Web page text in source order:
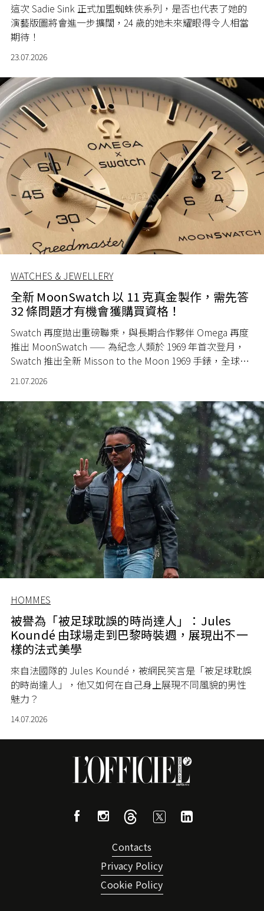
這次 Sadie Sink 正式加盟蜘蛛俠系列，是否也代表了她的
演藝版圖將會進一步擴闊，24 歲的她未來耀眼得令人相當
期待！
23.07.2026
WATCHES & JEWELLERY
全新 MoonSwatch 以 11 克真金製作，需先答
32 條問題才有機會獲購買資格！
Swatch 再度拋出重磅聯乘，與長期合作夥伴 Omega 再度
推出 MoonSwatch —— 為紀念人類於 1969 年首次登月，
Swatch 推出全新 Misson to the Moon 1969 手錶，全球限
21.07.2026
HOMMES
被譽為「被足球耽誤的時尚達人」：Jules
Koundé 由球場走到巴黎時裝週，展現出不一
樣的法式美學
來自法國隊的 Jules Koundé，被網民笑言是「被足球耽誤
的時尚達人」，他又如何在自己身上展現不同風貌的男性
魅力？
14.07.2026
Contacts
Privacy Policy
Cookie Policy